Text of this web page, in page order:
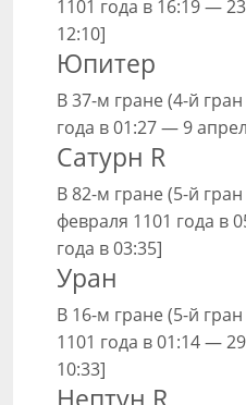
1101 года в 16:19 —
12:10]
Юпитер
В 37-м гране (4-й
года в 01:27 — 9
Сатурн R
В 82-м гране (5-й
февраля 1101 года в
года в 03:35]
Уран
В 16-м гране (5-й
1101 года в 01:14 —
10:33]